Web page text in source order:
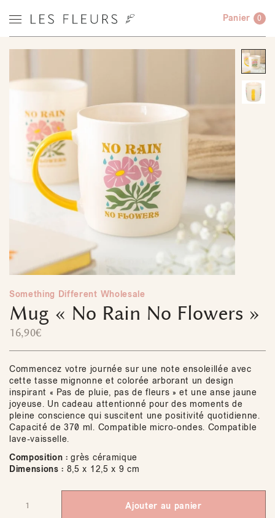
Panier 0
Something Different Wholesale
Mug « No Rain No Flowers »
16,90€
Commencez votre journée sur une note ensoleillée avec
cette tasse mignonne et colorée arborant un design
inspirant « Pas de pluie, pas de fleurs » et une anse jaune
joyeuse. Un cadeau attentionné pour des moments de
pleine conscience qui suscitent une positivité quotidienne.
Capacité de 370 ml. Compatible micro-ondes. Compatible
lave-vaisselle.
Composition : grès céramique
Dimensions : 8,5 x 12,5 x 9 cm
Ajouter au panier